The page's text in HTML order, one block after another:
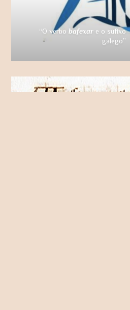
“O verbo bafexare o sufixo
galego”